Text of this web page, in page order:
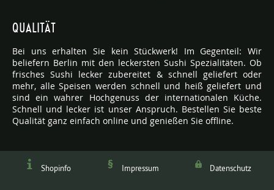
QUALITÄT
Bei uns erhalten Sie kein Stückwerk! Im Gegenteil: Wir
beliefern Berlin mit den leckersten Sushi Spezialitäten. Ob
frisches Sushi lecker zubereitet & schnell geliefert oder
mehr, alle Speisen werden schnell und heiß geliefert und
sind ein wahrer Hochgenuss der internationalen Küche.
Schnell und lecker ist unser Anspruch. Bestellen Sie beste
Qualität ganz einfach online und genießen Sie offline.
Shopinfo Impressum Datenschutz